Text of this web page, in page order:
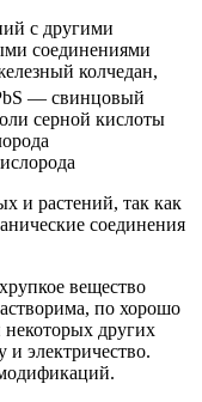
с другими
соединениями
колчедан,
— свинцовый
серной кислоты
и растений, так как
соединения
вещество
по хорошо
некоторых других
и электричество.